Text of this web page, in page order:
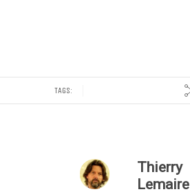
TAGS:
Thierry
Lemaire